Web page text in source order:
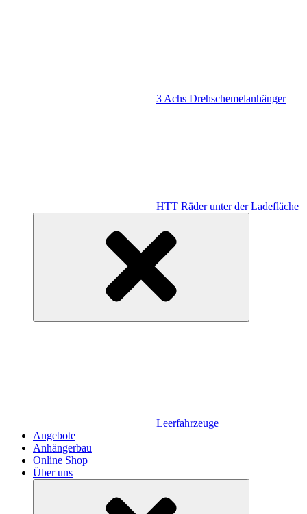
3 Achs Drehschemelanhänger
HTT Räder unter der Ladefläche
Leerfahrzeuge
Angebote
Anhängerbau
Online Shop
Über uns